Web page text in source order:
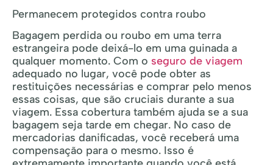
Permanecem protegidos contra roubo
Bagagem perdida ou roubo em uma terra
estrangeira pode deixá-lo em uma guinada a
qualquer momento. Com o seguro de viagem
adequado no lugar, você pode obter as
restituições necessárias e comprar pelo menos
essas coisas, que são cruciais durante a sua
viagem. Essa cobertura também ajuda se a sua
bagagem seja tarde em chegar. No caso de
mercadorias danificadas, você receberá uma
compensação para o mesmo. Isso é